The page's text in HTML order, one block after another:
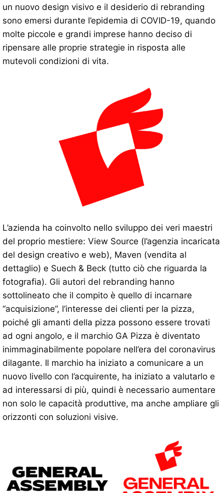
un nuovo design visivo e il desiderio di rebranding
sono emersi durante l’epidemia di COVID-19, quando
molte piccole e grandi imprese hanno deciso di
ripensare alle proprie strategie in risposta alle
mutevoli condizioni di vita.
L’azienda ha coinvolto nello sviluppo dei veri maestri
del proprio mestiere: View Source (l’agenzia incaricata
del design creativo e web), Maven (vendita al
dettaglio) e Suech & Beck (tutto ciò che riguarda la
fotografia). Gli autori del rebranding hanno
sottolineato che il compito è quello di incarnare
“acquisizione”, l’interesse dei clienti per la pizza,
poiché gli amanti della pizza possono essere trovati
ad ogni angolo, e il marchio GA Pizza è diventato
inimmaginabilmente popolare nell’era del coronavirus
dilagante. Il marchio ha iniziato a comunicare a un
nuovo livello con l’acquirente, ha iniziato a valutarlo e
ad interessarsi di più, quindi è necessario aumentare
non solo le capacità produttive, ma anche ampliare gli
orizzonti con soluzioni visive.